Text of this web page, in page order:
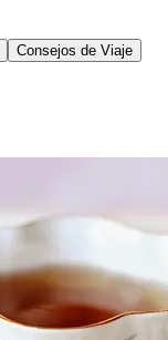
Consejos de Viaje